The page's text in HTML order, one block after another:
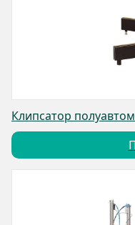
Клипсатор